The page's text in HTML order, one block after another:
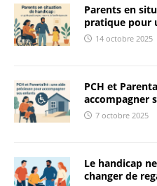
Parents en
pratique pour
14 octobre 2025
PCH et
accompagner
7 octobre 2025
Le handicap
changer de